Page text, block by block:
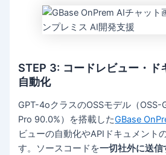
STEP 3: コードレビュー・ド
自動化
GPT-4oクラスのOSSモデル（OSS-
Pro 90.0%）を搭載したGBase
ビューの自動化やAPIドキュメント
す。ソースコードを一切社外に送信